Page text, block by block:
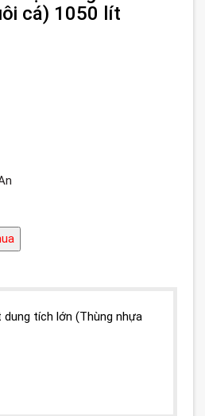
cá) 1050 lít
tích lớn (Thùng nhựa